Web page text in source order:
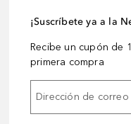
¡Suscríbete ya a la
Recibe un cupón de
primera compra
Dirección de